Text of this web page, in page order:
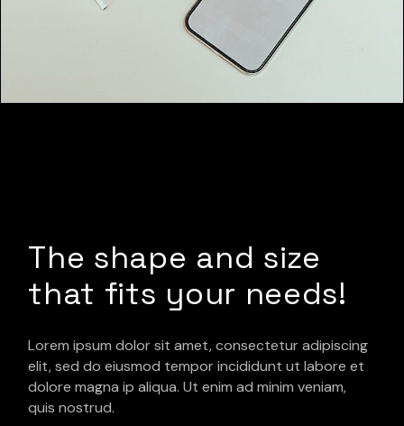
The shape and size
that fits your needs!
Lorem ipsum dolor sit amet, consectetur adipiscing
elit, sed do eiusmod tempor incididunt ut labore et
dolore magna ip aliqua. Ut enim ad minim veniam,
quis nostrud.